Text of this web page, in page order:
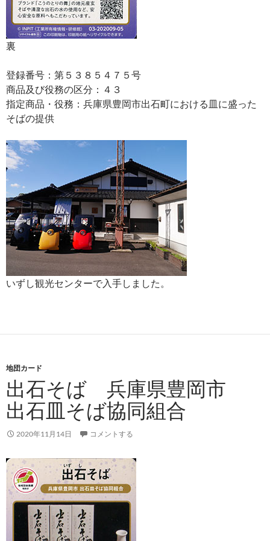
裏
登録番号：第５３８５４７５号
商品及び役務の区分：４３
指定商品・役務：兵庫県豊岡市出石町における皿に盛った
そばの提供
いずし観光センターで入手しました。
地団カード
出石そば 兵庫県豊岡市
出石皿そば協同組合
2020年11月14日 コメントする